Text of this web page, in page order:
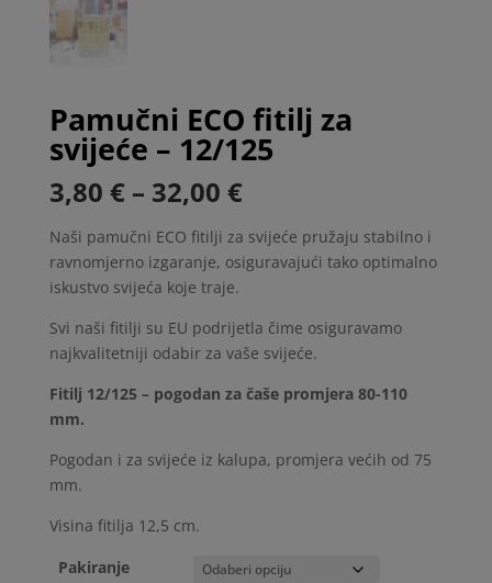
Pamučni ECO fitilj za
svijeće – 12/125
3,80 € – 32,00 €Raspon
od
3,80 €
32,00 €
Naši pamučni ECO fitilji za svijeće pružaju stabilno i
ravnomjerno izgaranje, osiguravajući tako optimalno
iskustvo svijeća koje traje.
Svi naši fitilji su EU podrijetla čime osiguravamo
najkvalitetniji odabir za vaše svijeće.
Fitilj 12/125 – pogodan za čaše promjera 80-110
mm.
Pogodan i za svijeće iz kalupa, promjera većih od 75
mm.
Visina fitilja 12,5 cm.
Pakiranje